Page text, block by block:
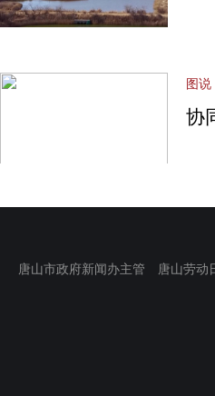
图说
协
唐山市政府新闻办主管 唐山劳动